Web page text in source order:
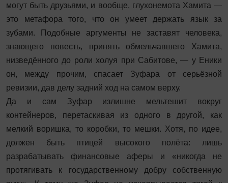
могут быть друзьями, и вообще, глухонемота Хамита —
это метафора того, что он умеет держать язык за
зубами. Подобные аргументы не заставят человека,
знающего повесть, принять обмельчавшего Хамита,
низведённого до роли холуя при Сабитове, — у Еники
он, между прочим, спасает Зуфара от серьёзной
ревизии, дав делу задний ход на самом верху.
Да и сам Зуфар излишне мельтешит вокруг
контейнеров, перетаскивая из одного в другой, как
мелкий воришка, то коробки, то мешки. Хотя, по идее,
должен быть птицей высокого полёта: лишь
разрабатывать финансовые аферы и «никогда не
протягивать к государственному добру собственную